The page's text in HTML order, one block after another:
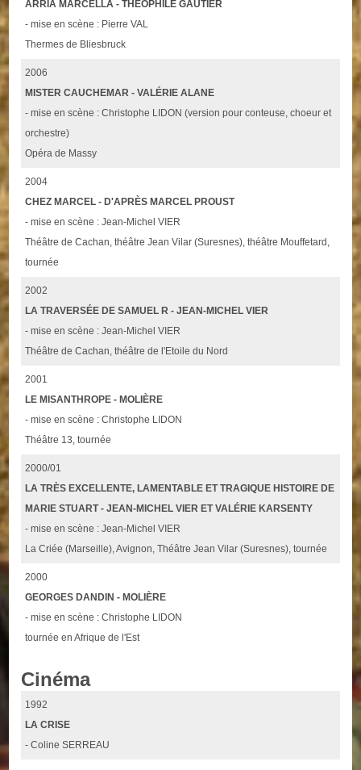
ARRIA MARCELLA - THÉOPHILE GAUTIER
- mise en scène : Pierre VAL
Thermes de Bliesbruck
2006
MISTER CAUCHEMAR - VALÉRIE ALANE
- mise en scène : Christophe LIDON (version pour conteuse, choeur et
orchestre)
Opéra de Massy
2004
CHEZ MARCEL - D'APRÈS MARCEL PROUST
- mise en scène : Jean-Michel VIER
Théâtre de Cachan, théâtre Jean Vilar (Suresnes), théâtre Mouffetard,
tournée
2002
LA TRAVERSÉE DE SAMUEL R - JEAN-MICHEL VIER
- mise en scène : Jean-Michel VIER
Théâtre de Cachan, théâtre de l'Etoile du Nord
2001
LE MISANTHROPE - MOLIÈRE
- mise en scène : Christophe LIDON
Théâtre 13, tournée
2000/01
LA TRÈS EXCELLENTE, LAMENTABLE ET TRAGIQUE HISTOIRE DE
MARIE STUART - JEAN-MICHEL VIER ET VALÉRIE KARSENTY
- mise en scène : Jean-Michel VIER
La Criée (Marseille), Avignon, Théâtre Jean Vilar (Suresnes), tournée
2000
GEORGES DANDIN - MOLIÈRE
- mise en scène : Christophe LIDON
tournée en Afrique de l'Est
Cinéma
1992
LA CRISE
- Coline SERREAU